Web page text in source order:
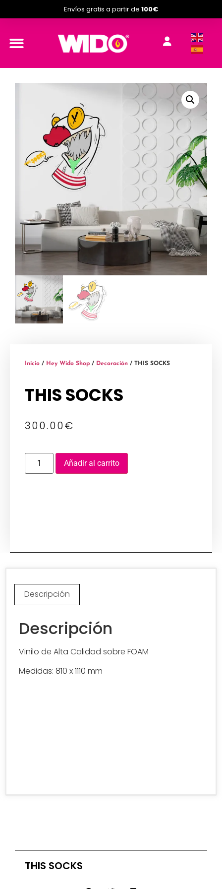
Envíos gratis a partir de 100€
Inicio / Hey Wido Shop / Decoración / THIS SOCKS
THIS SOCKS
300.00€
Añadir al carrito
Descripción
Descripción
Vinilo de Alta Calidad sobre FOAM
Medidas: 810 x 1110 mm
THIS SOCKS